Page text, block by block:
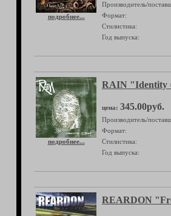
подробнее...
Производитель/
Формат:
Стилистика:
Год выпуска:
подробнее...
RAIN "Identity
цена: 345.00руб.
Производитель/
Формат:
Стилистика:
Год выпуска:
REARDON